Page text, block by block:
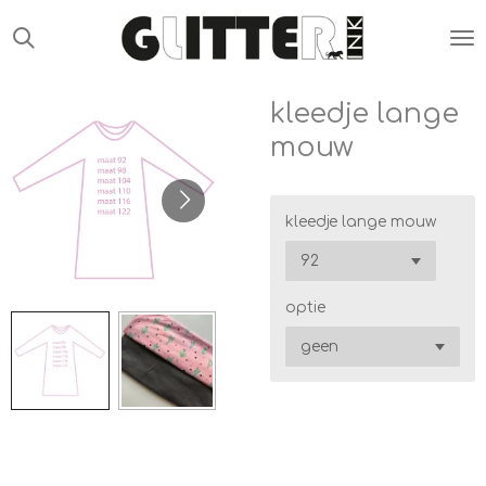
direct
kleedje lange
mouw
kleedje lange mouw
optie